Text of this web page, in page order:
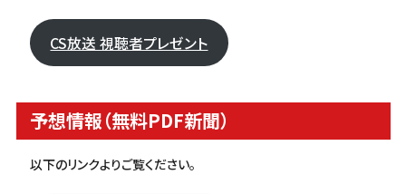
CS放送 視聴者プレゼント
予想情報（無料PDF新聞）
以下のリンクよりご覧ください。